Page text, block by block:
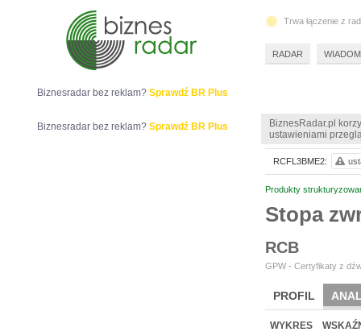
BiznesRadar.pl
ustawieniami
Produkty
Stopa
RCB
GPW - Certyfikaty z
PROFIL
WYKRES
RCFL3BME2:
Biznesradar bez reklam? Sprawdź BR Plus
Biznesradar bez reklam? Sprawdź BR Plus
Trwa łączenie z
RADAR